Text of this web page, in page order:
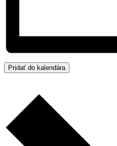
Pridať do kalendára